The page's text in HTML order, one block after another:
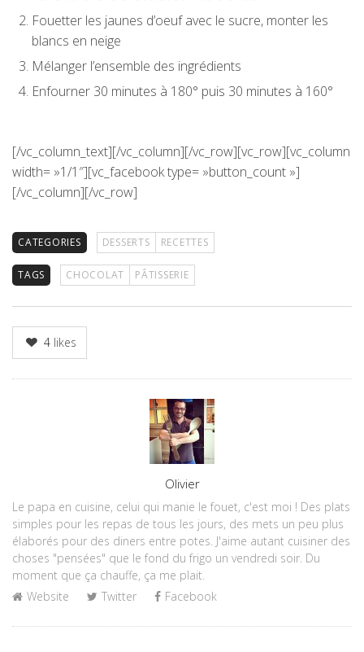
Fouetter les jaunes d’oeuf avec le sucre, monter les
blancs en neige
Mélanger l’ensemble des ingrédients
Enfourner 30 minutes à 180° puis 30 minutes à 160°
[/vc_column_text][/vc_column][/vc_row][vc_row][vc_column
width= »1/1″][vc_facebook type= »button_count »]
[/vc_column][/vc_row]
CATEGORIES DESSERTS RECETTES
TAGS CHOCOLAT PÂTISSERIE
4 likes
Olivier
Le papa en cuisine, celui qui manie le fouet, c'est moi ! Des plats
simples pour les repas de tous les jours, des mets un peu plus
élaborés pour des diners entre potes. J'aime autant cuisiner des
choses "pensées" que le fond du frigo un vendredi soir. Du
moment que ça chauffe, ça me plait.
Website
Twitter Facebook